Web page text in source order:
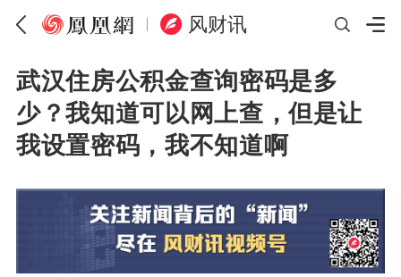
风财讯
武汉住房公积金查询密码是多
少？我知道可以网上查，但是让
我设置密码，我不知道啊